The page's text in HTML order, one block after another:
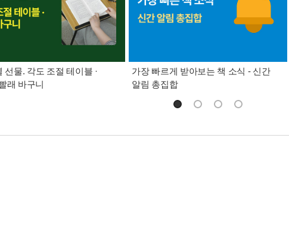
선물. 각도 조절 테이블 ·
래 바구니
가장 빠르게 받아보는 책 소식 - 신간
알림 총집합